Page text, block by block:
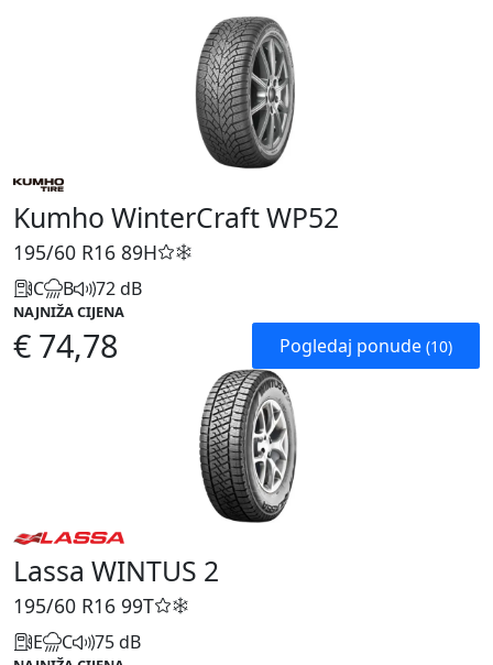
Kumho WinterCraft WP52
195/60 R16 89H
C B 72 dB
NAJNIŽA CIJENA
€ 74,78 Pogledaj ponude (10)
Lassa WINTUS 2
195/60 R16 99T
E C 75 dB